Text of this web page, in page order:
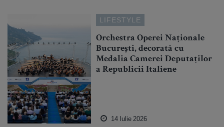
LIFESTYLE
Orchestra Operei Naționale
București, decorată cu
Medalia Camerei Deputaților
a Republicii Italiene
14 Iulie 2026